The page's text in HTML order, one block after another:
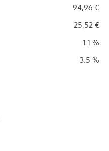
94,96 €
25,52 €
1.1 %
3.5 %